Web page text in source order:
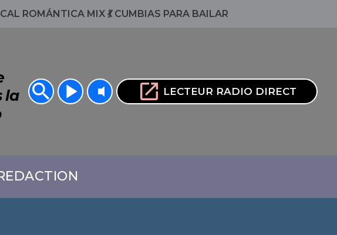
ROMÁNTICA MIX 💃 CUMBIAS PARA BAILAR
la search play_arrow volume_up open_in_new LECTEUR RADIO DIRECT